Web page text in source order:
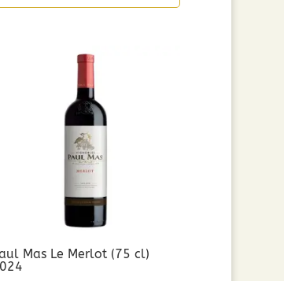
Mas Le Merlot (75 cl)